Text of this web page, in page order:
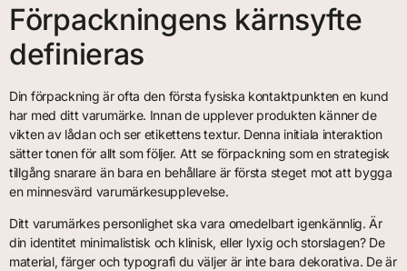
Förpackningens kärnsyfte
definieras
Din förpackning är ofta den första fysiska kontaktpunkten en kund
har med ditt varumärke. Innan de upplever produkten känner de
vikten av lådan och ser etikettens textur. Denna initiala interaktion
sätter tonen för allt som följer. Att se förpackning som en strategisk
tillgång snarare än bara en behållare är första steget mot att bygga
en minnesvärd varumärkesupplevelse.
Ditt varumärkes personlighet ska vara omedelbart igenkännlig. Är
din identitet minimalistisk och klinisk, eller lyxig och storslagen? De
material, färger och typografi du väljer är inte bara dekorativa. De är